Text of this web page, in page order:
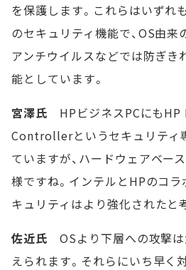
を保護します。これらはいずれ
のセキュリティ機能で、OS由来
アンチウイルスなどでは防ぎき
能としています。
宮澤氏 HPビジネスPCにも
Controllerというセキュリティ
ていますが、ハードウェアベー
様ですね。インテルとHPのコ
キュリティはより強化されたと
佐近氏 OSより下層への攻撃
えられます。それらにいち早く